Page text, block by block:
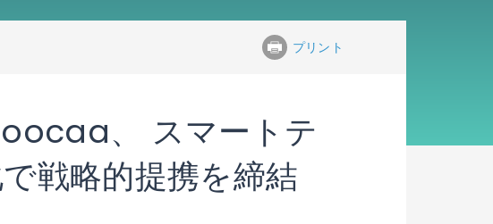
プリント
、 スマートテ
戦略的提携を締結